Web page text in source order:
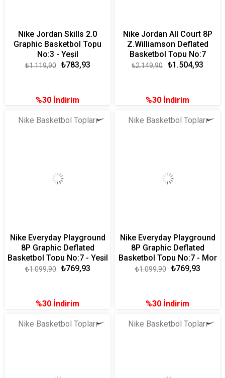
Nike Jordan Skills 2.0
Graphic Basketbol Topu
No:3 - Yeşil
₺783,93
₺1.119,90
%30 İndirim
Nike Jordan All Court 8P
Z.Williamson Deflated
Basketbol Topu No:7
₺1.504,93
₺2.149,90
%30 İndirim
Nike Basketbol Topları
Nike Everyday Playground
8P Graphic Deflated
Basketbol Topu No:7 - Yeşil
₺769,93
₺1.099,90
%30 İndirim
Nike Basketbol Topları
Nike Everyday Playground
8P Graphic Deflated
Basketbol Topu No:7 - Mor
₺769,93
₺1.099,90
%30 İndirim
Nike Basketbol Topları Nike Basketbol Topları